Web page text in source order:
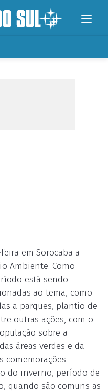
em Sorocaba a
Ambiente. Como
está sendo
ao tema, como
a parques, plantio de
outras ações, com o
sobre a
áreas verdes e da
comemorações
do inverno, período de
quando são comuns as